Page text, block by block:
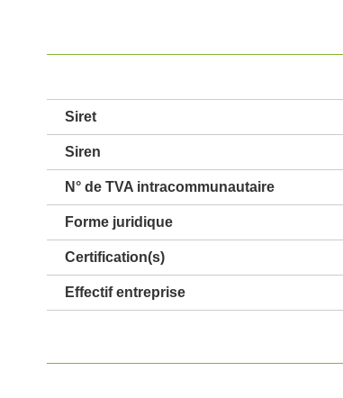
Siret
Siren
N° de TVA intracommunautaire
Forme juridique
Certification(s)
Effectif entreprise